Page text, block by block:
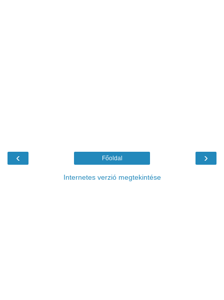
‹ ›
Főoldal
Internetes verzió megtekintése